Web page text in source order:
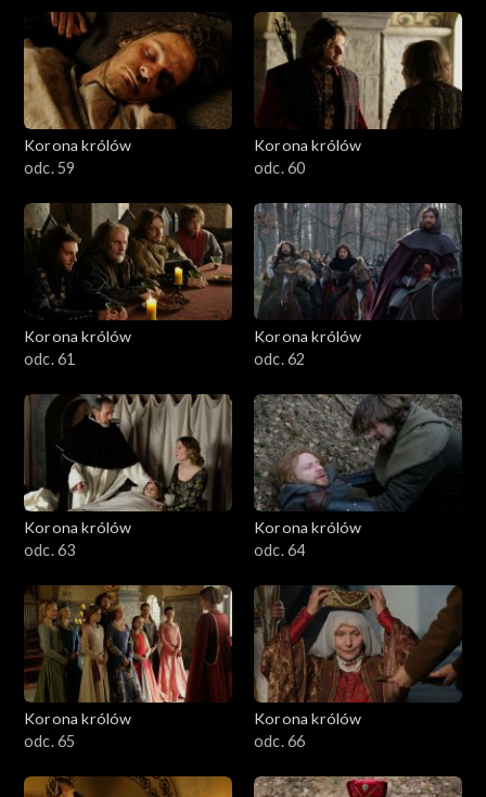
Korona królów
odc. 59
Korona królów
odc. 60
Korona królów
odc. 61
Korona królów
odc. 62
Korona królów
odc. 63
Korona królów
odc. 64
Korona królów
odc. 65
Korona królów
odc. 66